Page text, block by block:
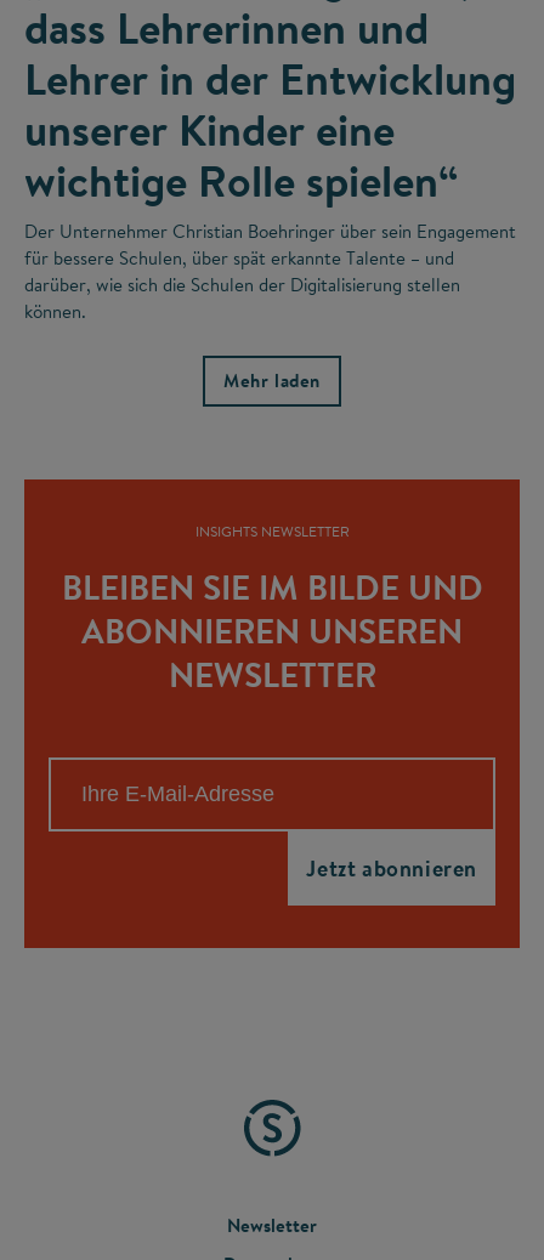
dass Lehrerinnen und
Lehrer in der Entwicklung
unserer Kinder eine
wichtige Rolle spielen“
Der Unternehmer Christian Boehringer über sein Engagement
für bessere Schulen, über spät erkannte Talente – und
darüber, wie sich die Schulen der Digitalisierung stellen
können.
Mehr laden
INSIGHTS NEWSLETTER
BLEIBEN SIE IM BILDE UND
ABONNIEREN UNSEREN
NEWSLETTER
FOOTER
Newsletter